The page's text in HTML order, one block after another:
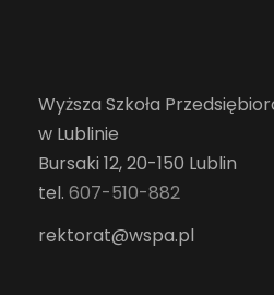
Wyższa Szkoła
w Lublinie
Bursaki 12, 20-150 Lublin
tel. 607-510-882
rektorat@wspa.pl